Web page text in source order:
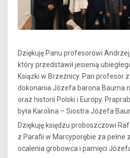
Dziękuję Panu profesorowi
który przedstawił jesienią
Książki w Brzeźnicy. Pan profesor
dokonania Józefa barona Bauma
oraz historii Polski i Europy.
była Karolina – Siostra Józefa
Dziękuję księdzu proboszczowi
z Parafii w Marcyporębie za pełne
ocalenia grobowca i pamięci